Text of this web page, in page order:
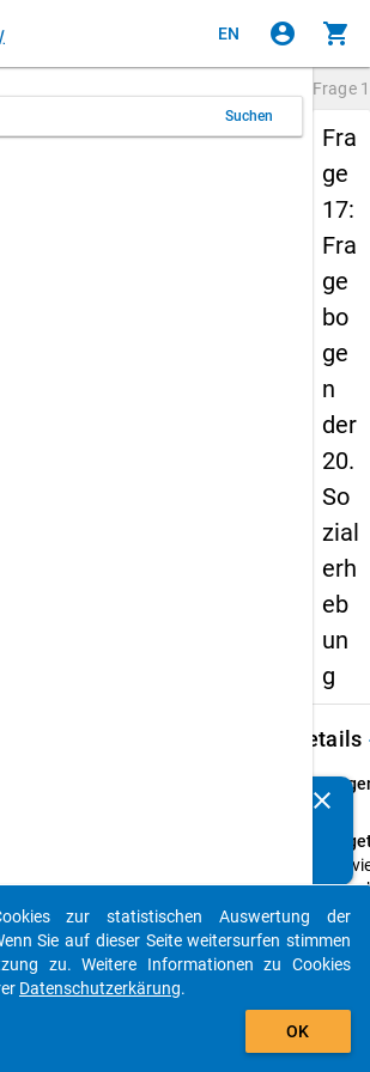
EN account_circle shopping_cart
Suchen
Frage
Fra
ge
17:
Fra
ge
bo
ge
n
der
20.
So
zial
erh
eb
un
g
Details
17
Wie
lagen
clear
auto_stories
add_shopping_cart
zur statistischen Auswertung der
Sie auf dieser Seite weitersurfen stimmen
zu. Weitere Informationen zu Cookies
Datenschutzerkärung.
OK